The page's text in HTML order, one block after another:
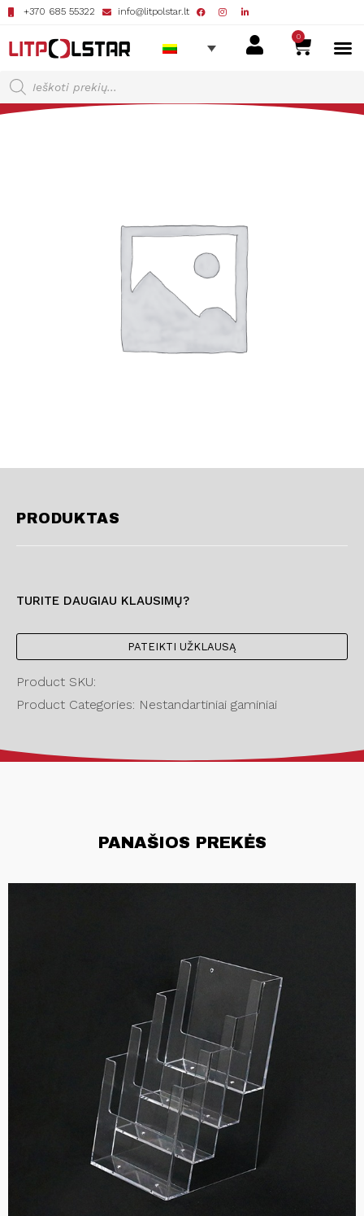
+370 685 55322 info@litpolstar.lt
0
PRODUKTAS
TURITE DAUGIAU KLAUSIMŲ?
PATEIKTI UŽKLAUSĄ
Product SKU:
Product Categories: Nestandartiniai gaminiai
PANAŠIOS PREKĖS